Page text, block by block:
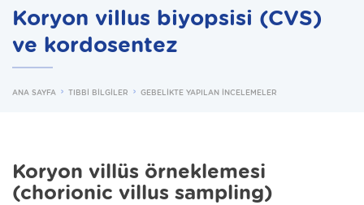
ARA
Koryon villus biyopsisi (CVS)
ve kordosentez
ANA SAYFA TIBBİ BİLGİLER GEBELİKTE YAPILAN İNCELEMELER
Koryon villüs örneklemesi
(chorionic villus sampling)